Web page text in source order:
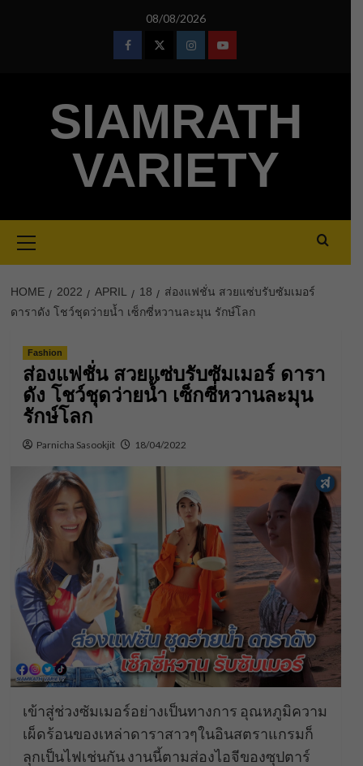
08/08/2026
FacebookTwitterInstagramYoutube
SIAMRATH
VARIETY
Menu
HOME 2022 APRIL 18
ส่องแฟชั่น สวยแซ่บรับซัมเมอร์
ดาราดัง โชว์ชุดว่ายน้ำ เซ็กซี่หวานละมุน รักษ์โลก
Fashion
ส่องแฟชั่น สวยแซ่บรับซัมเมอร์ ดารา
ดัง โชว์ชุดว่ายน้ำ เซ็กซี่หวานละมุน
รักษ์โลก
Parnicha Sasookjit 18/04/2022
เข้าสู่ช่วงซัมเมอร์อย่างเป็นทางการ อุณหภูมิความ
เผ็ดร้อนของเหล่าดาราสาวๆในอินสตราแกรมก็
ลุกเป็นไฟเช่นกัน งานนี้ตามส่องไอจีของซุปตาร์